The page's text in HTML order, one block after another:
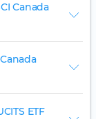
Canada
ETF